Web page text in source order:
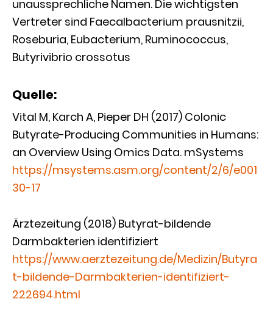
unaussprechliche Namen. Die wichtigsten
Vertreter sind Faecalbacterium prausnitzii,
Roseburia, Eubacterium, Ruminococcus,
Butyrivibrio crossotus
Quelle:
Vital M, Karch A, Pieper DH (2017) Colonic
Butyrate-Producing Communities in Humans:
an Overview Using Omics Data. mSystems
https://msystems.asm.org/content/2/6/e001
30-17
Ärztezeitung (2018) Butyrat-bildende
Darmbakterien identifiziert
https://www.aerztezeitung.de/Medizin/Butyra
t-bildende-Darmbakterien-identifiziert-
222694.html